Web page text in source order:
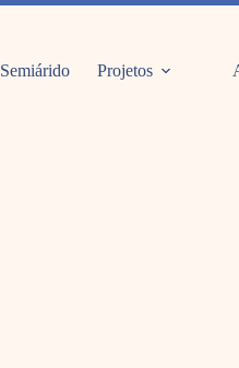
Semiárido Projetos